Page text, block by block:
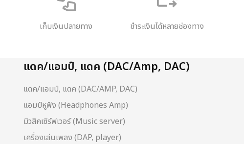
เก็บเงินปลายทาง ชำระเงินได้หลายช่องทาง
แดค/แอมป์, แดค (DAC/Amp, DAC)
แดค/แอมป์, แดค (DAC/AMP, DAC)
แอมป์หูฟัง (Headphones Amp)
มิวสิคเซิร์ฟเวอร์ (Music server)
เครื่องเล่นเพลง (DAP, player)